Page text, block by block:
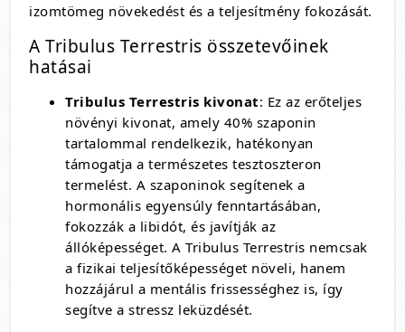
izomtömeg növekedést és a teljesítmény fokozását.
A Tribulus Terrestris összetevőinek
hatásai
Tribulus Terrestris kivonat: Ez az erőteljes
növényi kivonat, amely 40% szaponin
tartalommal rendelkezik, hatékonyan
támogatja a természetes tesztoszteron
termelést. A szaponinok segítenek a
hormonális egyensúly fenntartásában,
fokozzák a libidót, és javítják az
állóképességet. A Tribulus Terrestris nemcsak
a fizikai teljesítőképességet növeli, hanem
hozzájárul a mentális frissességhez is, így
segítve a stressz leküzdését.